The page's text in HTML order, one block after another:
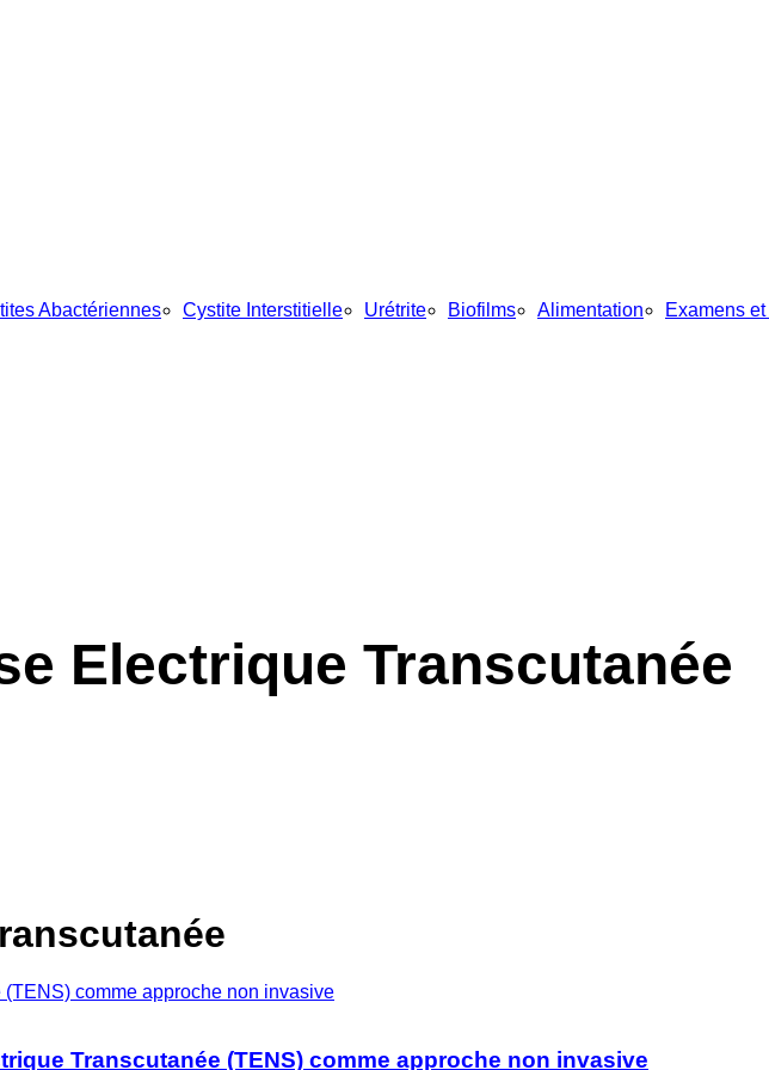
Abactériennes Cystite Interstitielle Urétrite Biofilms Alimentation Examens
Electrique Transcutanée
Transcutanée (TENS) comme approche non invasive